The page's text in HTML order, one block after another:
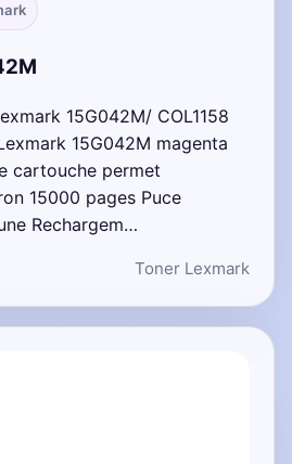
15G042M/ COL1158
15G042M magenta
cartouche permet
15000 pages Puce
Rechargem…
Toner Lexmark